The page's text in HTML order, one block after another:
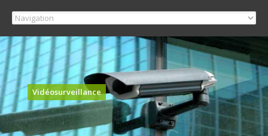
Vidéosurveillance